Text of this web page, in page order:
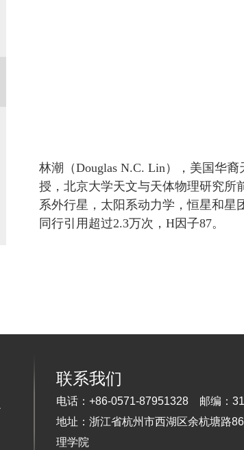
林潮（Douglas N.C. Lin），美国华
授，北京大学天文与天体物理研究所
系外行星，太阳系动力学，恒星和星
同行引用超过2.3万次，H因子87。
联系我们
电话： +86-0571-87951328 邮编：
地址： 浙江省杭州市西湖区余杭塘路
理学院